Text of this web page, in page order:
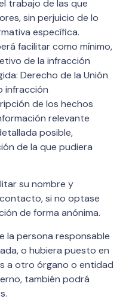
trabajo de las que
sin perjuicio de lo
específica.
facilitar como mínimo,
de la infracción
Derecho de la Unión
infracción
de los hechos
relevante
posible,
de la que pudiera
su nombre y
si no optase
de forma anónima.
la persona responsable
o hubiera puesto en
a otro órgano o entidad
también podrá